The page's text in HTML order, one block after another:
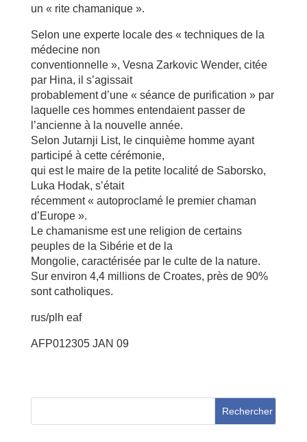
un « rite chamanique ».
Selon une experte locale des « techniques de la
médecine non
conventionnelle », Vesna Zarkovic Wender, citée
par Hina, il s’agissait
probablement d’une « séance de purification » par
laquelle ces hommes entendaient passer de
l’ancienne à la nouvelle année.
Selon Jutarnji List, le cinquième homme ayant
participé à cette cérémonie,
qui est le maire de la petite localité de Saborsko,
Luka Hodak, s’était
récemment « autoproclamé le premier chaman
d’Europe ».
Le chamanisme est une religion de certains
peuples de la Sibérie et de la
Mongolie, caractérisée par le culte de la nature.
Sur environ 4,4 millions de Croates, près de 90%
sont catholiques.
rus/plh eaf
AFP012305 JAN 09